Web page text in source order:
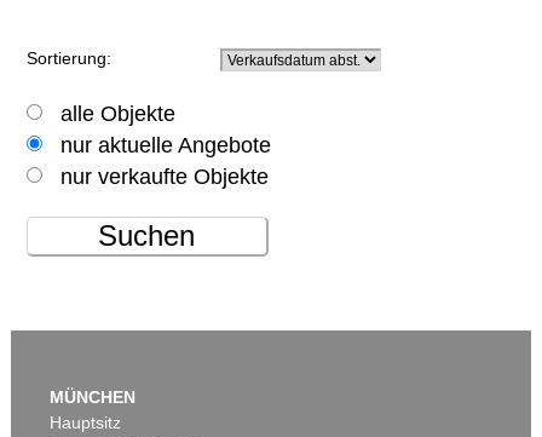
Sortierung:
alle Objekte
nur aktuelle Angebote
nur verkaufte Objekte
Suchen
MÜNCHEN
Hauptsitz